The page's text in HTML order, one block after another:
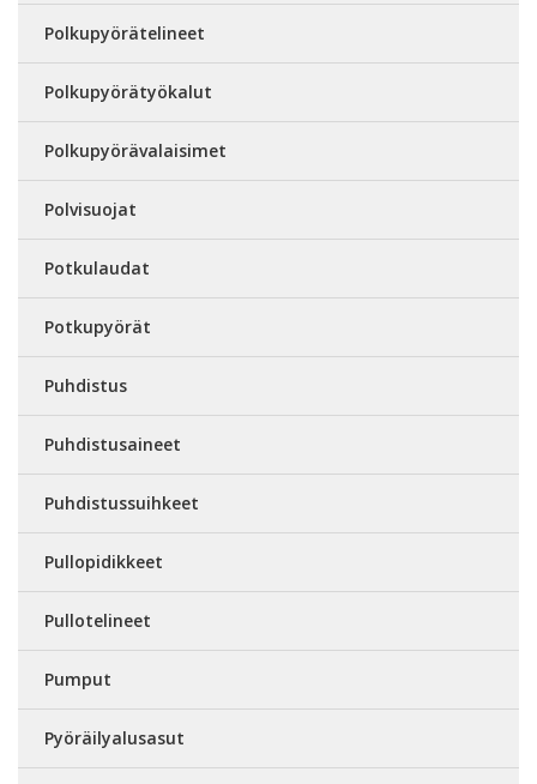
Polkupyörätelineet
Polkupyörätyökalut
Polkupyörävalaisimet
Polvisuojat
Potkulaudat
Potkupyörät
Puhdistus
Puhdistusaineet
Puhdistussuihkeet
Pullopidikkeet
Pullotelineet
Pumput
Pyöräilyalusasut